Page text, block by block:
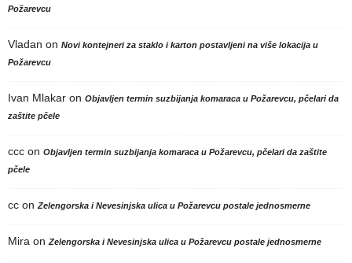
Požarevcu
Vladan on Novi kontejneri za staklo i karton postavljeni na više lokacija u
Požarevcu
Ivan Mlakar on Objavljen termin suzbijanja komaraca u Požarevcu, pčelari da
zaštite pčele
ccc on Objavljen termin suzbijanja komaraca u Požarevcu, pčelari da zaštite
pčele
cc on Zelengorska i Nevesinjska ulica u Požarevcu postale jednosmerne
Mira on Zelengorska i Nevesinjska ulica u Požarevcu postale jednosmerne